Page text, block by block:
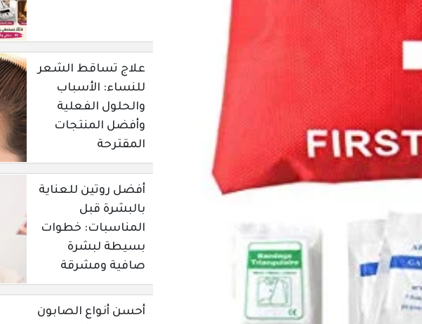
علاج تساقط الشعر
للنساء: الأسباب
والحلول الفعلية
وأفضل المنتجات
أفضل روتين للعناية
المناسبات: خطوات
بسيطة لبشرة
صافية ومشرقة
أحسن أنواع الصابون